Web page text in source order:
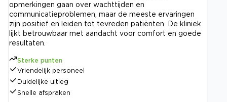
opmerkingen gaan over wachttijden en
communicatieproblemen, maar de meeste ervaringen
zijn positief en leiden tot tevreden patiënten. De kliniek
lijkt betrouwbaar met aandacht voor comfort en goede
resultaten.
Sterke punten
Vriendelijk personeel
Duidelijke uitleg
Snelle afspraken